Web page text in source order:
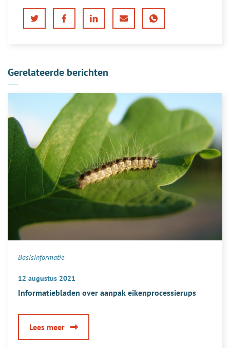
Twitter FacebookLinkedInE-
WhatsApp
Gerelateerde berichten
Basisinformatie
12 augustus 2021
Informatiebladen over aanpak eikenprocessierups
Lees meerover
Informatiebladen